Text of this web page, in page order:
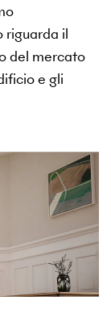
riguarda il
del mercato
e gli